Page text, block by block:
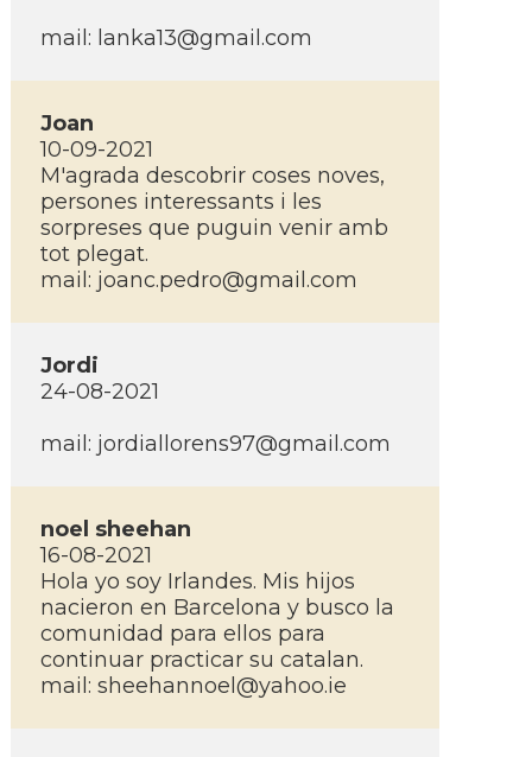
mail: lanka13@gmail.com
Joan
10-09-2021
M'agrada descobrir coses noves,
persones interessants i les
sorpreses que puguin venir amb
tot plegat.
mail: joanc.pedro@gmail.com
Jordi
24-08-2021
mail: jordiallorens97@gmail.com
noel sheehan
16-08-2021
Hola yo soy Irlandes. Mis hijos
nacieron en Barcelona y busco la
comunidad para ellos para
continuar practicar su catalan.
mail: sheehannoel@yahoo.ie